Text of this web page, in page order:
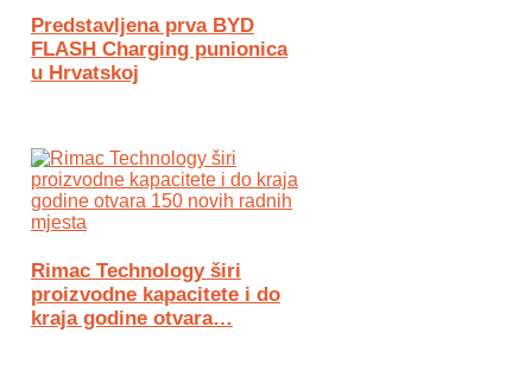
Predstavljena prva BYD
FLASH Charging punionica
u Hrvatskoj
Rimac Technology širi
proizvodne kapacitete i do
kraja godine otvara…